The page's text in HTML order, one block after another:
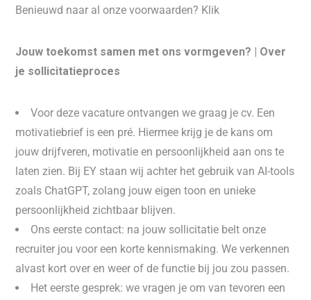
Benieuwd naar al onze voorwaarden? Klik
Jouw toekomst samen met ons vormgeven? | Over
je sollicitatieproces
Voor deze vacature ontvangen we graag je cv. Een
motivatiebrief is een pré. Hiermee krijg je de kans om
jouw drijfveren, motivatie en persoonlijkheid aan ons te
laten zien. Bij EY staan wij achter het gebruik van AI-tools
zoals ChatGPT, zolang jouw eigen toon en unieke
persoonlijkheid zichtbaar blijven.
Ons eerste contact: na jouw sollicitatie belt onze
recruiter jou voor een korte kennismaking. We verkennen
alvast kort over en weer of de functie bij jou zou passen.
Het eerste gesprek: we vragen je om van tevoren een